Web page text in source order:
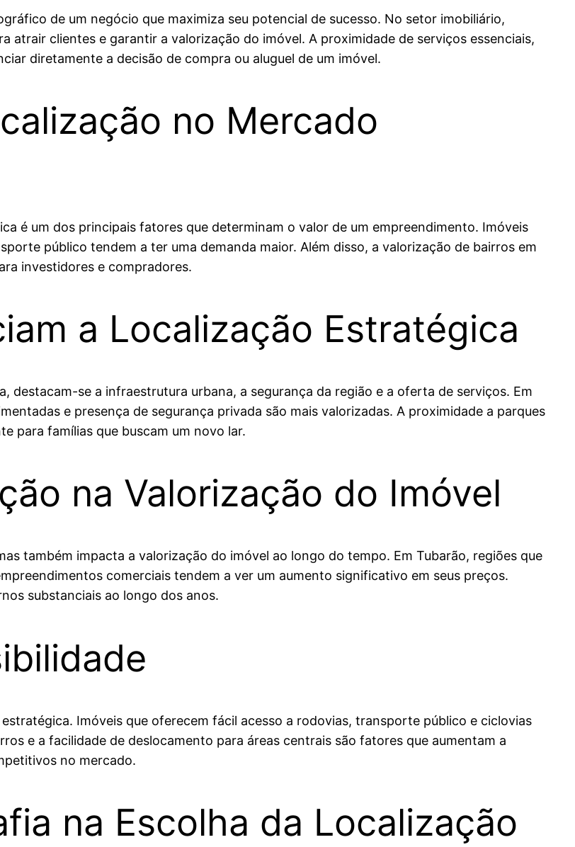
de um negócio que maximiza seu potencial de sucesso. No setor imobiliário,
atrair clientes e garantir a valorização do imóvel. A proximidade de serviços essenciais,
diretamente a decisão de compra ou aluguel de um imóvel.
no Mercado
é um dos principais fatores que determinam o valor de um empreendimento. Imóveis
público tendem a ter uma demanda maior. Além disso, a valorização de bairros em
investidores e compradores.
a Localização Estratégica
destacam-se a infraestrutura urbana, a segurança da região e a oferta de serviços. Em
e presença de segurança privada são mais valorizadas. A proximidade a parques
para famílias que buscam um novo lar.
na Valorização do Imóvel
também impacta a valorização do imóvel ao longo do tempo. Em Tubarão, regiões que
comerciais tendem a ver um aumento significativo em seus preços.
substanciais ao longo dos anos.
Imóveis que oferecem fácil acesso a rodovias, transporte público e ciclovias
e a facilidade de deslocamento para áreas centrais são fatores que aumentam a
no mercado.
na Escolha da Localização